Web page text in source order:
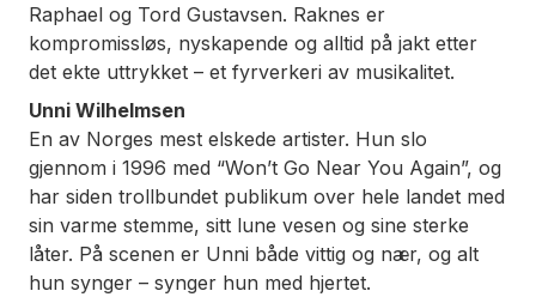
Raphael og Tord Gustavsen. Raknes er
kompromissløs, nyskapende og alltid på jakt etter
det ekte uttrykket – et fyrverkeri av musikalitet.
Unni Wilhelmsen
En av Norges mest elskede artister. Hun slo
gjennom i 1996 med “Won’t Go Near You Again”, og
har siden trollbundet publikum over hele landet med
sin varme stemme, sitt lune vesen og sine sterke
låter. På scenen er Unni både vittig og nær, og alt
hun synger – synger hun med hjertet.